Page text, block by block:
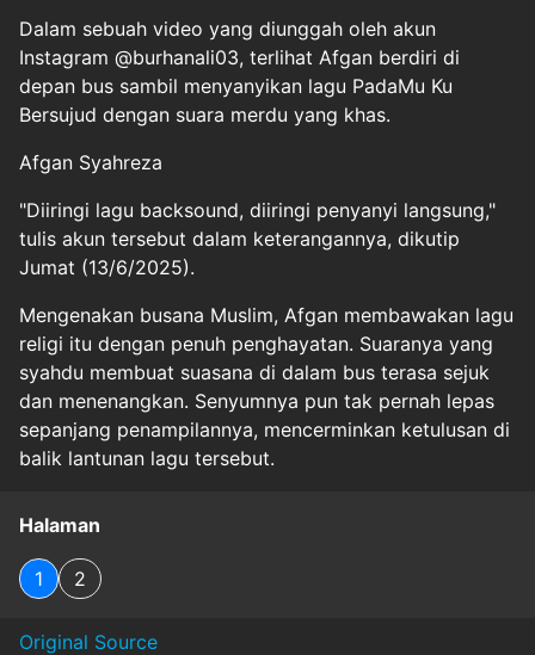
Dalam sebuah video yang diunggah oleh akun
Instagram @burhanali03, terlihat Afgan berdiri di
depan bus sambil menyanyikan lagu PadaMu Ku
Bersujud dengan suara merdu yang khas.
Afgan Syahreza
"Diiringi lagu backsound, diiringi penyanyi langsung,"
tulis akun tersebut dalam keterangannya, dikutip
Jumat (13/6/2025).
Mengenakan busana Muslim, Afgan membawakan lagu
religi itu dengan penuh penghayatan. Suaranya yang
syahdu membuat suasana di dalam bus terasa sejuk
dan menenangkan. Senyumnya pun tak pernah lepas
sepanjang penampilannya, mencerminkan ketulusan di
balik lantunan lagu tersebut.
Halaman
1 2
Original Source